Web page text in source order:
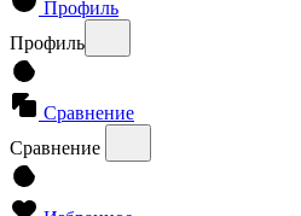
Профиль
Профиль
Сравнение
Сравнение